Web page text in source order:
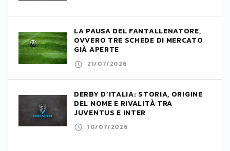
LA PAUSA DEL FANTALLENATORE,
OVVERO TRE SCHEDE DI MERCATO
GIÀ APERTE
21/07/2026
DERBY D’ITALIA: STORIA, ORIGINE
DEL NOME E RIVALITÀ TRA
JUVENTUS E INTER
10/07/2026